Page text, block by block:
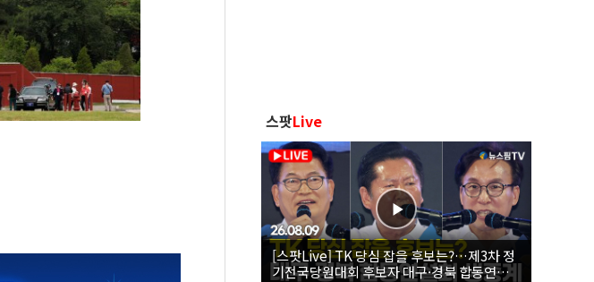
스팟Live
[스팟Live] TK 당심 잡을 후보는?…제3차 정
기전국당원대회 후보자 대구·경북 합동연설